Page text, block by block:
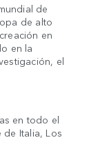
de
de alto
en
en la
el
en todo el
Italia, Los